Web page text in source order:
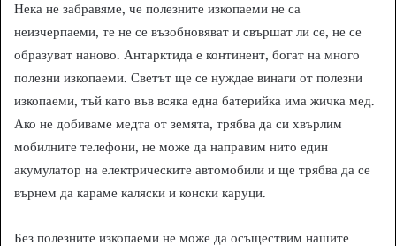
Нека не забравяме, че полезните изкопаеми не са
неизчерпаеми, те не се възобновяват и свършат ли се, не се
образуват наново. Антарктида е континент, богат на много
полезни изкопаеми. Светът ще се нуждае винаги от полезни
изкопаеми, тъй като във всяка една батерийка има жичка мед.
Ако не добиваме медта от земята, трябва да си хвърлим
мобилните телефони, не може да направим нито един
акумулатор на електрическите автомобили и ще трябва да се
върнем да караме каляски и конски каруци.
Без полезните изкопаеми не може да осъществим нашите